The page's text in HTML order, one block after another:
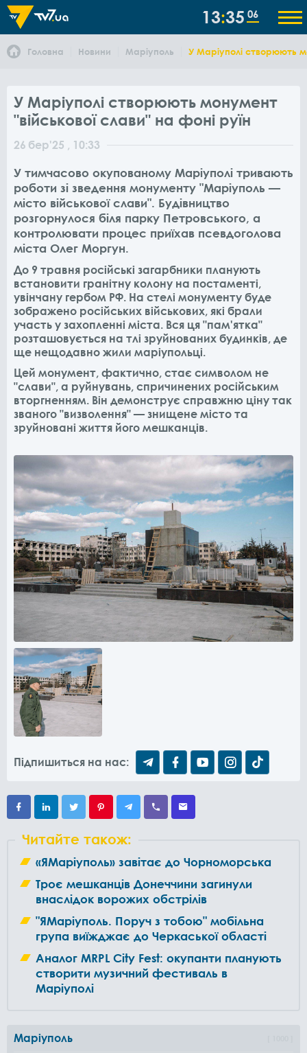
13 35 06
Головна Новини Маріуполь У Маріуполі створюють
У Маріуполі створюють монумент
"військової слави" на фоні руїн
26 бер'25 , 10:33
У тимчасово окупованому Маріуполі тривають
роботи зі зведення монументу "Маріуполь —
місто військової слави". Будівництво
розгорнулося біля парку Петровського, а
контролювати процес приїхав псевдоголова
міста Олег Моргун.
До 9 травня російські загарбники планують
встановити гранітну колону на постаменті,
увінчану гербом РФ. На стелі монументу буде
зображено російських військових, які брали
участь у захопленні міста. Вся ця "пам'ятка"
розташовується на тлі зруйнованих будинків, де
ще нещодавно жили маріупольці.
Цей монумент, фактично, стає символом не
"слави", а руйнувань, спричинених російським
вторгненням. Він демонструє справжню ціну так
званого "визволення" — знищене місто та
зруйновані життя його мешканців.
Підпишиться на нас:
Читайте також:
«ЯМаріуполь» завітає до Чорноморська
Троє мешканців Донеччини загинули
внаслідок ворожих обстрілів
"ЯМаріуполь. Поруч з тобою" мобільна
група виїжджає до Черкаської області
Аналог MRPL City Fest: окупанти планують
створити музичний фестиваль в
Маріуполі
Маріуполь